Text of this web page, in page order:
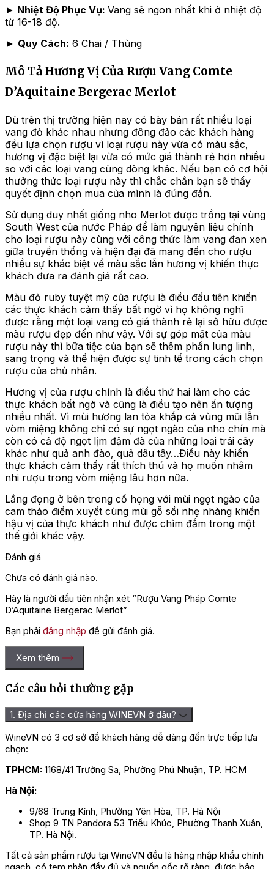
► Nhiệt Độ Phục Vụ: Vang sẽ ngon nhất khi ở nhiệt độ
từ 16-18 độ.
► Quy Cách: 6 Chai / Thùng
Mô Tả Hương Vị Của Rượu Vang Comte
D’Aquitaine Bergerac Merlot
Dù trên thị trường hiện nay có bày bán rất nhiều loại
vang đỏ khác nhau nhưng đông đảo các khách hàng
đều lựa chọn rượu vì loại rượu này vừa có màu sắc,
hương vị đặc biệt lại vừa có mức giá thành rẻ hơn nhiều
so với các loại vang cùng dòng khác. Nếu bạn có cơ hội
thưởng thức loại rượu này thì chắc chắn bạn sẽ thấy
quyết định chọn mua của mình là đúng đắn.
Sử dụng duy nhất giống nho Merlot được trồng tại vùng
South West của nước Pháp để làm nguyên liệu chính
cho loại rượu này cùng với công thức làm vang đan xen
giữa truyền thống và hiện đại đã mang đến cho rượu
nhiều sự khác biệt về màu sắc lẫn hương vị khiến thực
khách đưa ra đánh giá rất cao.
Màu đỏ ruby tuyệt mỹ của rượu là điều đầu tiên khiến
các thực khách cảm thấy bất ngờ vì họ không nghĩ
được rằng một loại vang có giá thành rẻ lại sở hữu được
màu rượu đẹp đến như vậy. Với sự góp mặt của màu
rượu này thì bữa tiệc của bạn sẽ thêm phần lung linh,
sang trọng và thể hiện được sự tinh tế trong cách chọn
rượu của chủ nhân.
Hương vị của rượu chính là điều thứ hai làm cho các
thực khách bất ngờ và cũng là điều tạo nên ấn tượng
nhiều nhất. Vì mùi hương lan tỏa khắp cả vùng mũi lẫn
vòm miệng không chỉ có sự ngọt ngào của nho chín mà
còn có cả độ ngọt lịm đậm đà của những loại trái cây
khác như quả anh đào, quả dâu tây…Điều này khiến
thực khách cảm thấy rất thích thú và họ muốn nhâm
nhi rượu trong vòm miệng lâu hơn nữa.
Lắng đọng ở bên trong cổ họng với mùi ngọt ngào của
cam thảo điểm xuyết cùng mùi gỗ sồi nhẹ nhàng khiến
hậu vị của thực khách như được chìm đắm trong một
thế giới khác vậy.
Đánh giá
Chưa có đánh giá nào.
Hãy là người đầu tiên nhận xét “Rượu Vang Pháp Comte
D’Aquitaine Bergerac Merlot”
Bạn phải đăng nhập để gửi đánh giá.
Xem thêm
Các câu hỏi thường gặp
1. Địa chỉ các cửa hàng WINEVN ở đâu?
WineVN có 3 cơ sở để khách hàng dễ dàng đến trực tiếp lựa
chọn:
TPHCM: 1168/41 Trường Sa, Phường Phú Nhuận, TP. HCM
Hà Nội:
9/68 Trung Kính, Phường Yên Hòa, TP. Hà Nội
Shop 9 TN Pandora 53 Triều Khúc, Phường Thanh Xuân,
TP. Hà Nội.
Tất cả sản phẩm rượu tại WineVN đều là hàng nhập khẩu chính